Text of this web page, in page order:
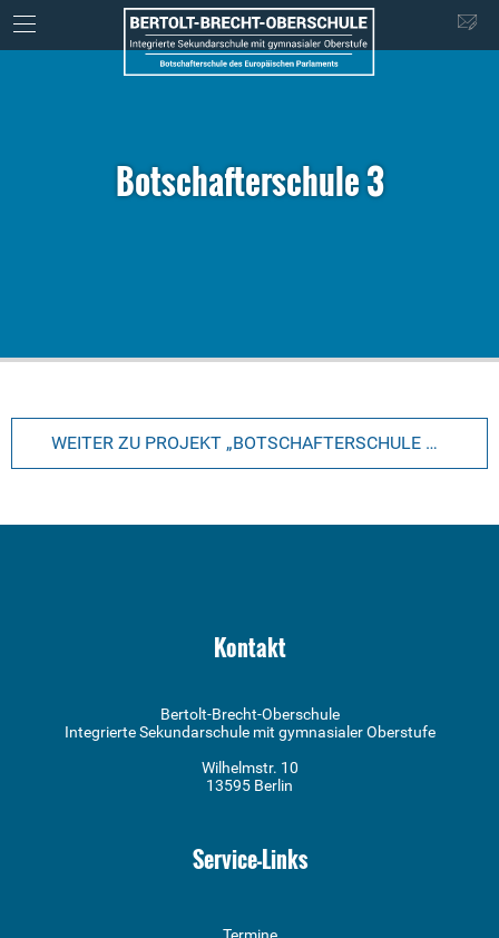
Botschafterschule 3
WEITER ZU PROJEKT „BOTSCHAFTERSCHULE DES EUROPÄISCHEN PARLAMENTS“
Kontakt
Bertolt-Brecht-Oberschule
Integrierte Sekundarschule mit gymnasialer Oberstufe
Wilhelmstr. 10
13595 Berlin
Service-Links